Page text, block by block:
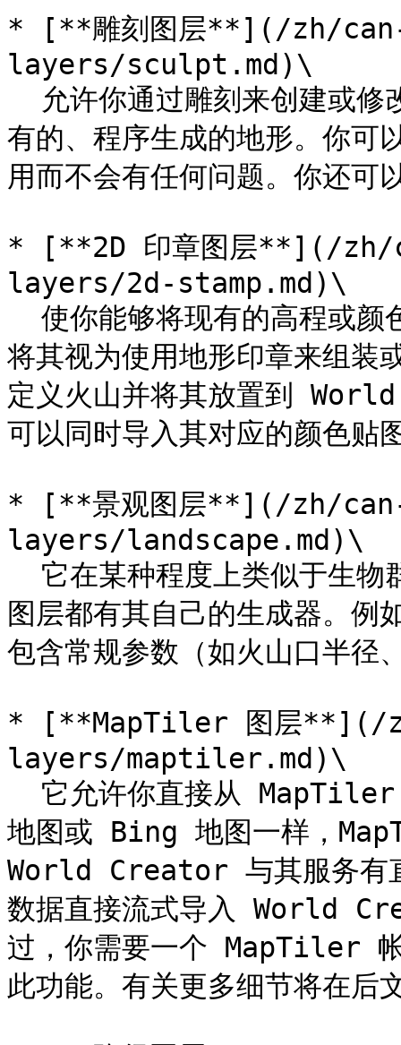
* [**雕刻图层**](/zh/
layers/sculpt.md)\
有的、程序生成的地形。你可
用而不会有任何问题。你还可
* [**2D 印章图层**](/
layers/2d-stamp.md)\
将其视为使用地形印章来组装
定义火山并将其放置到
可以同时导入其对应的颜色贴
* [**景观图层**](/zh/
layers/landscape.md)\
图层都有其自己的生成器。例
包含常规参数（如火山口半径
* [**MapTiler 图层**](/
layers/maptiler.md)\
地图或 Bing 地图一样，
World Creator 与其服务有
数据直接流式导入 World
过，你需要一个 MapTiler
此功能。有关更多细节将在后